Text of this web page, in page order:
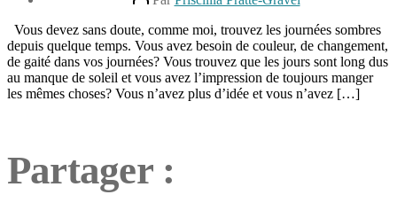
de
l’article
de
l’article
1
juillet
2013
Vous devez sans doute, comme moi, trouvez les journées sombres
depuis quelque temps. Vous avez besoin de couleur, de changement,
de gaité dans vos journées? Vous trouvez que les jours sont long dus
au manque de soleil et vous avez l’impression de toujours manger
les mêmes choses? Vous n’avez plus d’idée et vous n’avez […]
Partager :